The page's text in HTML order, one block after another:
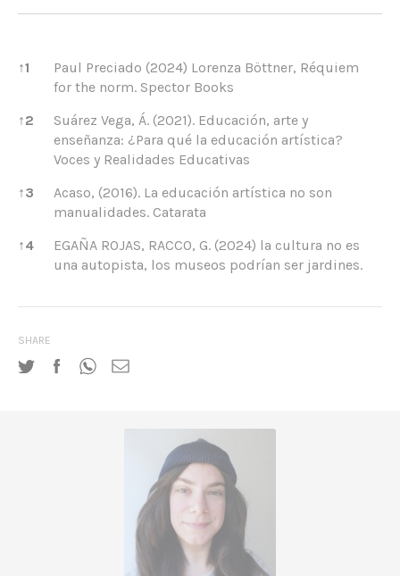
↑1
Paul Preciado (2024) Lorenza Böttner, Réquiem
for the norm. Spector Books
↑2
Suárez Vega, Á. (2021). Educación, arte y
enseñanza: ¿Para qué la educación artística?
Voces y Realidades Educativas
↑3
Acaso, (2016). La educación artística no son
manualidades. Catarata
↑4
EGAÑA ROJAS, RACCO, G. (2024) la cultura no es
una autopista, los museos podrían ser jardines.
SHARE